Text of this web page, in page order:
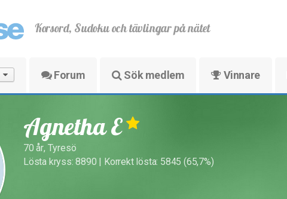
Korsord, Sudoku och tävlingar på nätet
Forum Sök medlem Vinnare
Agnetha E
70 år, Tyresö
Lösta kryss: 8890 | Korrekt lösta: 5845 (65,7%)